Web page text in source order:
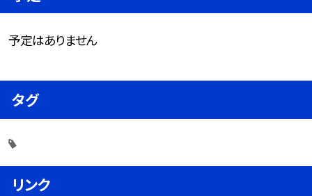
予定はありません
タグ
リンク